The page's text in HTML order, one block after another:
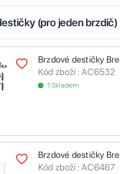
(pro jeden
Brzdové destičky
Kód zboží : AC6532
1 Skladem
Brzdové destičky
Kód zboží : AC6467